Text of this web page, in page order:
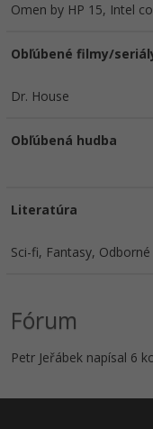
Omen by HP 15, Intel
Obľúbené filmy/
Dr. House
Obľúbená hudba
Literatúra
Sci-fi, Fantasy, Odborné
Fórum
Petr Jeřábek napísal 6